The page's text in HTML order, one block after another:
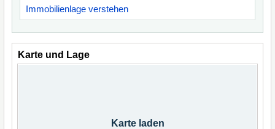
Immobilienlage verstehen
Karte und Lage
Karte laden